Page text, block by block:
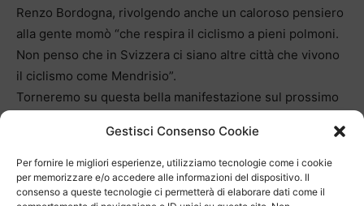
Gestisci Consenso Cookie
Per fornire le migliori esperienze, utilizziamo tecnologie come i cookie
per memorizzare e/o accedere alle informazioni del dispositivo. Il
consenso a queste tecnologie ci permetterà di elaborare dati come il
Renzo Bordogna, rivolgendo anche un caloroso pensiero
alla gente momò “che respira il ciclismo a pieni polmoni.
Non penso che in Svizzera ci siano altre città che vivono
il ciclismo come Mendrisio”.
Torneremo su questa bella manifestazione sul prossimo